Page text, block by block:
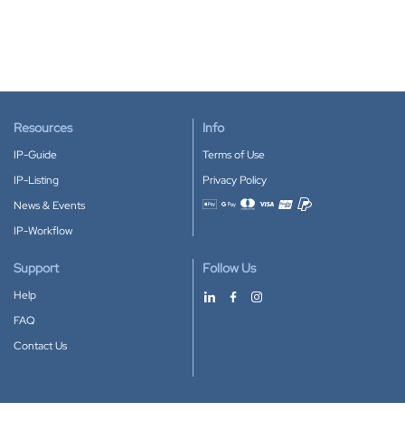
Resources
IP-Guide
IP-Listing
News & Events
IP-Workflow
Info
Terms of Use
Privacy Policy
Accepted payment methods
Support
Help
FAQ
Contact Us
Follow Us